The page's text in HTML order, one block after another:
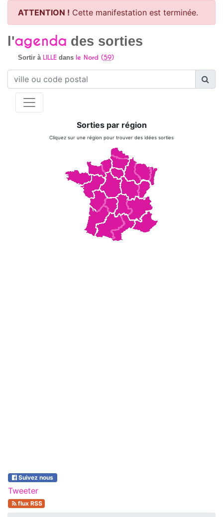
ATTENTION ! Cette manifestation est terminée.
l'agenda des sorties
Sortir à LILLEdans le Nord (59)
Sorties par région
Cliquez sur une région pour trouver des idées sorties
Suivez nous
Tweeter
flux RSS